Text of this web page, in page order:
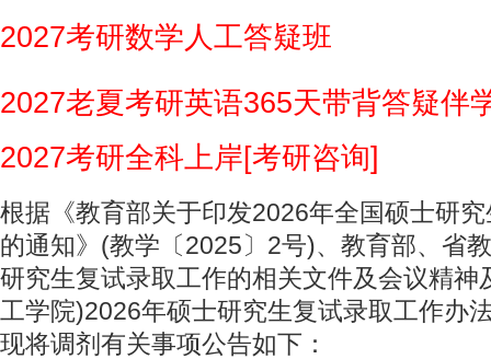
2027考研数学人工答疑班
2027老夏考研英语365天带背答疑伴
2027考研全科上岸[考研咨询]
根据《教育部关于印发2026年全国硕士研
的通知》(教学〔2025〕2号)、教育部、省
研究生复试录取工作的相关文件及会议精神
工学院)2026年硕士研究生复试录取工作办
现将调剂有关事项公告如下：